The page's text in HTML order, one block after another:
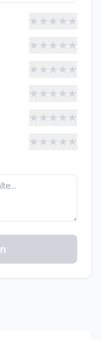
★★★★★
★★★★★
★★★★★
★★★★★
★★★★★
★★★★★